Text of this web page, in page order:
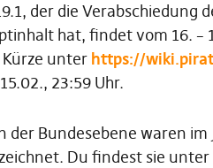
der die Verabschiedung
hat, findet vom 16. –
unter https://
23:59 Uhr.
der Bundesebene waren
Du findest sie unter